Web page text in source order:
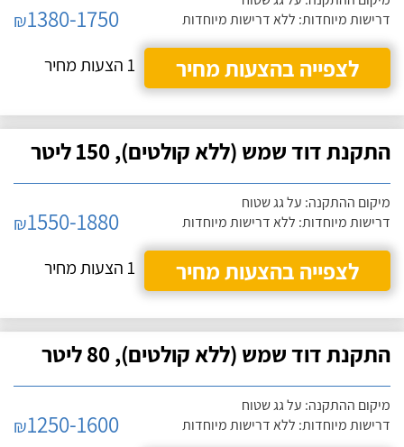
דרישות מיוחדות: ללא דרישות מיוחדות
₪1380-1750
לצפייה בהצעות מחיר
1 הצעות מחיר
התקנת דוד שמש (ללא קולטים), 150 ליטר
מיקום ההתקנה: על גג שטוח
דרישות מיוחדות: ללא דרישות מיוחדות
₪1550-1880
לצפייה בהצעות מחיר
1 הצעות מחיר
התקנת דוד שמש (ללא קולטים), 80 ליטר
מיקום ההתקנה: על גג שטוח
דרישות מיוחדות: ללא דרישות מיוחדות
₪1250-1600